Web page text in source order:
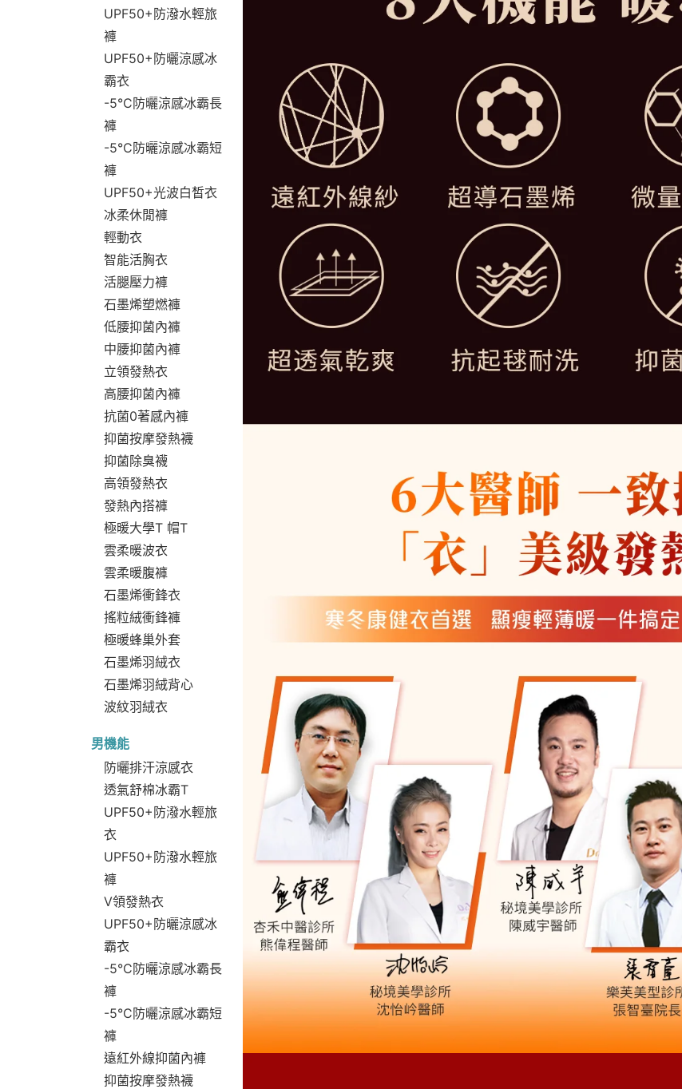
UPF50+防潑水輕旅
褲
UPF50+防曬涼感冰
霸衣
-5°C防曬涼感冰霸長
褲
-5°C防曬涼感冰霸短
褲
UPF50+光波白皙衣
冰柔休閒褲
輕動衣
智能活胸衣
活腿壓力褲
石墨烯塑燃褲
低腰抑菌內褲
中腰抑菌內褲
立領發熱衣
高腰抑菌內褲
抗菌0著感內褲
抑菌按摩發熱襪
抑菌除臭襪
高領發熱衣
發熱內搭褲
極暖大學T 帽T
雲柔暖波衣
雲柔暖腹褲
石墨烯衝鋒衣
搖粒絨衝鋒褲
極暖蜂巢外套
石墨烯羽絨衣
石墨烯羽絨背心
波紋羽絨衣
男機能
防曬排汗涼感衣
透氣舒棉冰霸T
UPF50+防潑水輕旅
衣
UPF50+防潑水輕旅
褲
V領發熱衣
UPF50+防曬涼感冰
霸衣
-5°C防曬涼感冰霸長
褲
-5°C防曬涼感冰霸短
褲
遠紅外線抑菌內褲
抑菌按摩發熱襪